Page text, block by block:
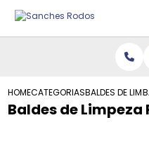
HOMECATEGORIASBALDES DE
Baldes de